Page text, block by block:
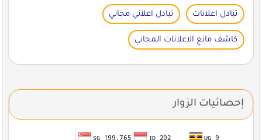
تبادل اعلانات تبادل اعلاني مجاني
كاشف مانع الاعلانات المجاني
إحصائيات الزوار